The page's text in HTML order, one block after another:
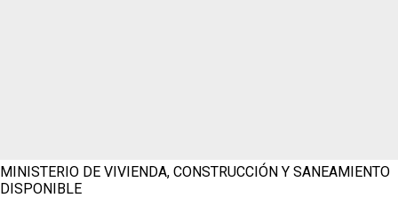
MINISTERIO DE VIVIENDA, CONSTRUCCIÓN Y SANEAMIENTO
DISPONIBLE